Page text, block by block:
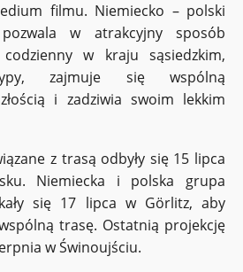
filmu. Niemiecko – polski
w atrakcyjny sposób
w kraju sąsiedzkim,
zajmuje się wspólną
i zadziwia swoim lekkim
z trasą odbyły się 15 lipca
Niemiecka i polska grupa
się 17 lipca w Görlitz, aby
trasę. Ostatnią projekcję
w Świnoujściu.